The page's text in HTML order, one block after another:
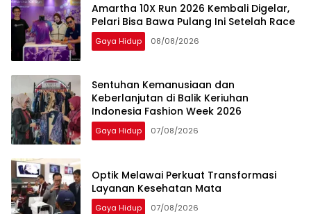
Amartha 10X Run 2026 Kembali Digelar,
Pelari Bisa Bawa Pulang Ini Setelah Race
Gaya Hidup 08/08/2026
Sentuhan Kemanusiaan dan
Keberlanjutan di Balik Keriuhan
Indonesia Fashion Week 2026
Gaya Hidup 07/08/2026
Optik Melawai Perkuat Transformasi
Layanan Kesehatan Mata
Gaya Hidup 07/08/2026